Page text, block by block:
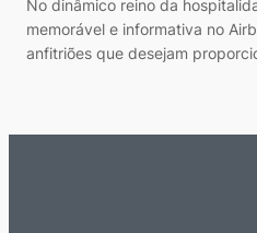
No dinâmico reino da
memorável e informativa no
anfitriões que desejam